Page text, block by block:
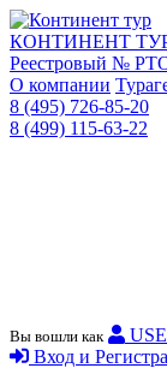
КОНТИНЕНТ
Реестровый №
О компании
8 (495) 726-85-20
8 (499) 115-63-22
Вы вошли как
Вход и